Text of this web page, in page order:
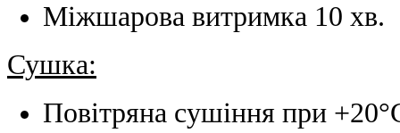
Міжшарова витримка 10 хв.
Сушка:
Повітряна сушіння при